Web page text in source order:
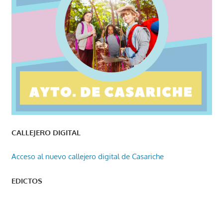
CALLEJERO DIGITAL
Acceso al nuevo callejero digital de Casariche
EDICTOS